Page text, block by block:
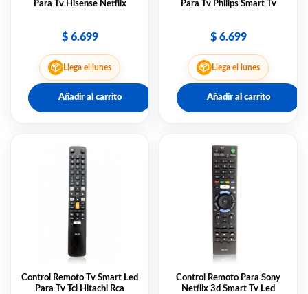
Para Tv Hisense Netflix
$6.699
📦 Llega el lunes
Añadir al carrito
Para Tv Philips Smart Tv
$6.699
📦 Llega el lunes
Añadir al carrito
Control Remoto Tv Smart Led
Para Tv Tcl Hitachi Rca
Control Remoto Para Sony
Netflix 3d Smart Tv Led